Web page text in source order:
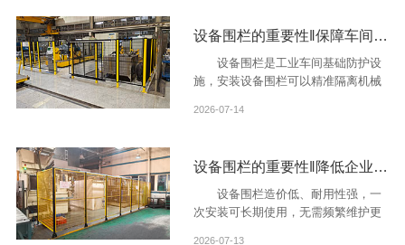
设备围栏的重要性‖保障车间人员生产安全
设备围栏是工业车间基础防护设
施，安装设备围栏可以精准隔离机械
域。
2026-07-14
设备围栏的重要性‖降低企业生产运维成本
设备围栏造价低、耐用性强，一
次安装可长期使用，无需频繁维护更
2026-07-13